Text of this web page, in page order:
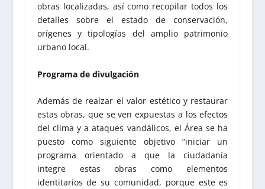
obras localizadas, así como recopilar todos los
detalles sobre el estado de conservación,
orígenes y tipologías del amplio patrimonio
urbano local.
Programa de divulgación
Además de realzar el valor estético y restaurar
estas obras, que se ven expuestas a los efectos
del clima y a ataques vandálicos, el Área se ha
puesto como siguiente objetivo “iniciar un
programa orientado a que la ciudadanía
integre estas obras como elementos
identitarios de su comunidad, porque este es